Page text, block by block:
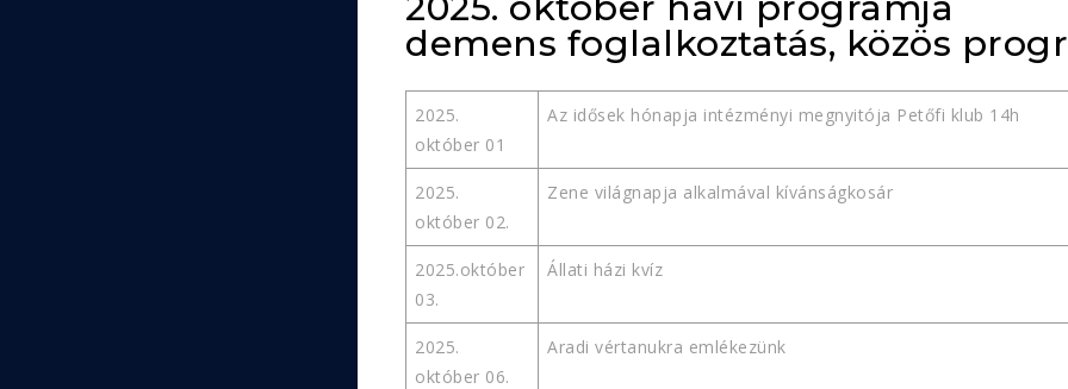
demens foglalkoztatás, közös
2025.
október 01
Az idősek hónapja intézményi megnyitója Petőfi klub 14h
2025.
október 02.
Zene világnapja alkalmával kívánságkosár
2025.október
03.
Állati házi kvíz
2025.
október 06.
Aradi vértanukra emlékezünk